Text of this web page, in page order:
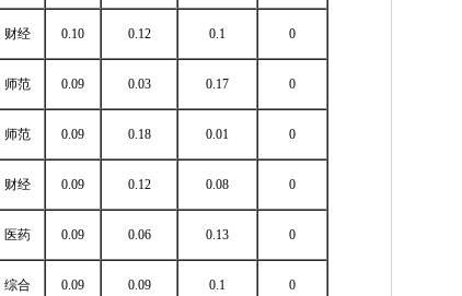
财经 0.10 0.12 0.1 0
师范 0.09 0.03 0.17 0
师范 0.09 0.18 0.01 0
财经 0.09 0.12 0.08 0
医药 0.09 0.06 0.13 0
综合 0.09 0.09 0.1 0